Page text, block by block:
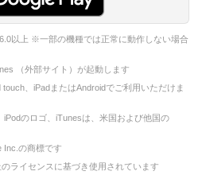
以上 ※一部の機種では正常に動作しない場合
（外部サイト）が起動します
、iPadまたはAndroidでご利用いただけま
iPodのロゴ、iTunesは、米国および他国の
Inc.の商標です
ライセンスに基づき使用されています